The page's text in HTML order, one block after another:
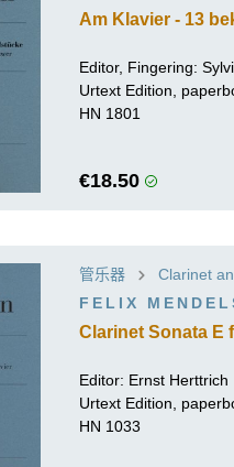
Am Klavier - 13
Editor, Fingering:
Urtext Edition,
HN 1801
€18.50
管乐器
Clarinet
FELIX
Clarinet Sonata E
Editor: Ernst Herttrich
Urtext Edition,
HN 1033